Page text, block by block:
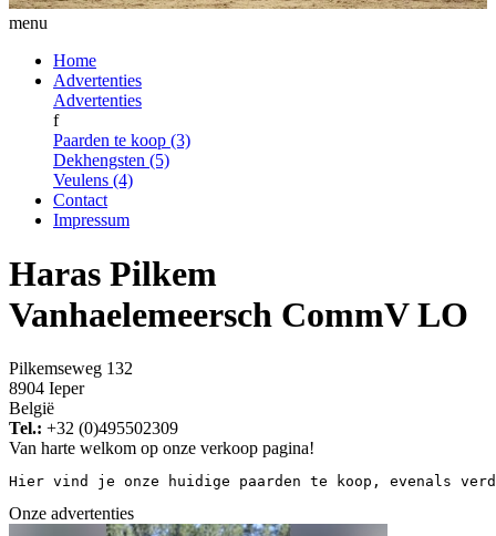
menu
Home
Advertenties
Advertenties
f
Paarden te koop (3)
Dekhengsten (5)
Veulens (4)
Contact
Impressum
Haras Pilkem
Vanhaelemeersch CommV LO
Pilkemseweg 132
8904 Ieper
België
Tel.: +32 (0)495502309
Van harte welkom op onze verkoop pagina!
Hier vind je onze huidige paarden te koop, evenals
Onze advertenties